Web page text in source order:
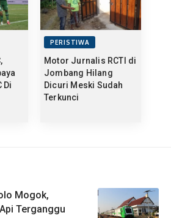
Di
PERISTIWA
Motor Jurnalis RCTI di
Jombang Hilang
Dicuri Meski Sudah
Terkunci
Mogok,
Terganggu